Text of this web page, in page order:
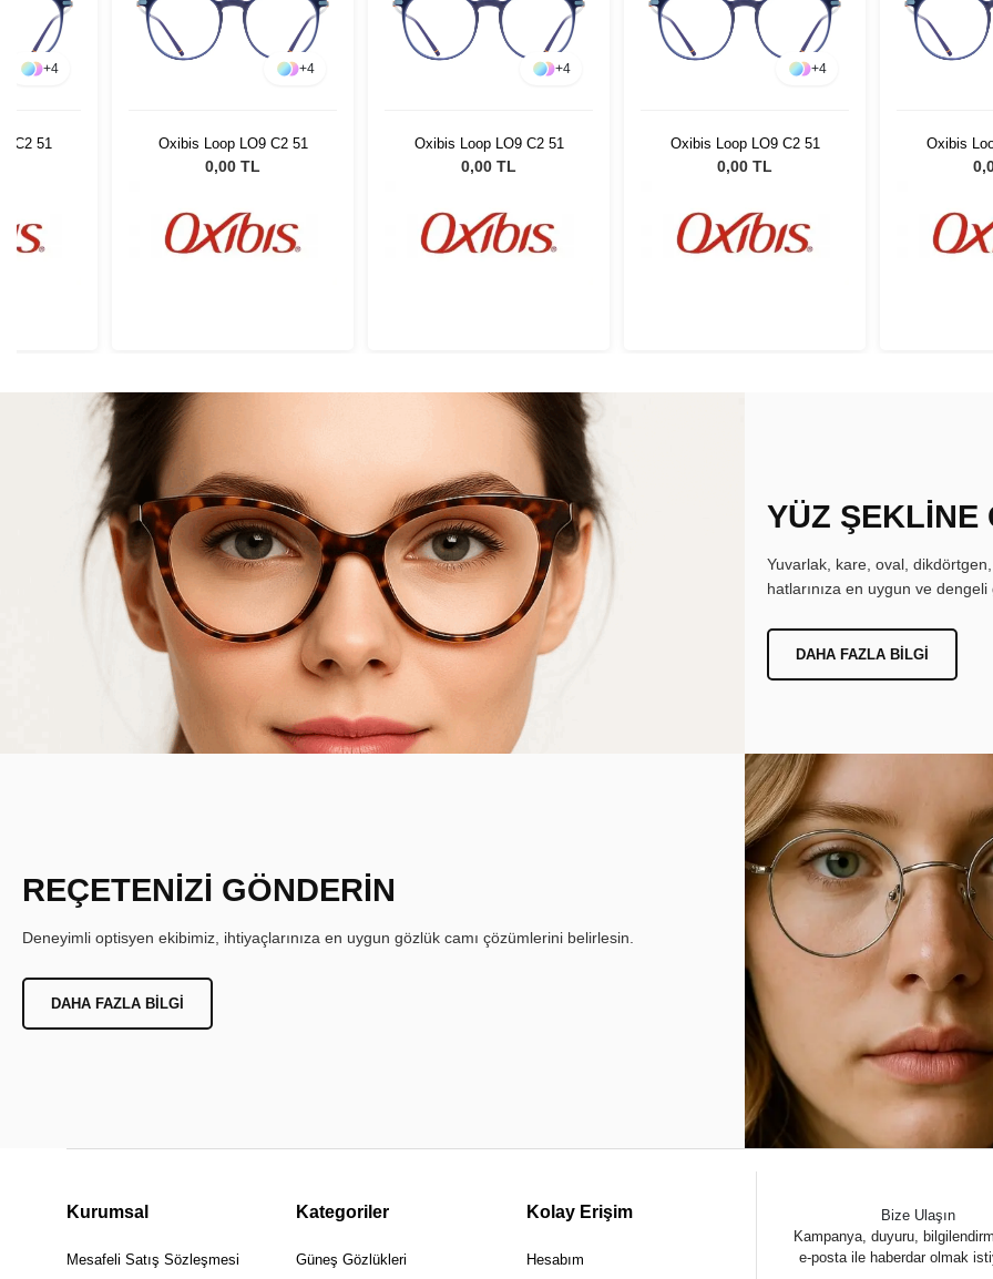
+4
C2 51
+4
Oxibis Loop LO9 C2 51
0,00 TL
+4
Oxibis Loop LO9 C2 51
0,00 TL
+4
Oxibis Loop LO9 C2 51
0,00 TL
Oxibis
YÜZ ŞEKLİNE
Yuvarlak, kare, oval,
hatlarınıza en uygun ve
DAHA FAZLA BILGI
REÇETENİZİ GÖNDERİN
Deneyimli optisyen ekibimiz, ihtiyaçlarınıza en uygun gözlük camı çözümlerini belirlesin.
DAHA FAZLA BILGI
Kurumsal
Mesafeli Satış Sözleşmesi
Kategoriler
Güneş Gözlükleri
Kolay Erişim
Hesabım
Bize Ulaşın
Kampanya, duyuru,
e-posta ile haberdar olmak